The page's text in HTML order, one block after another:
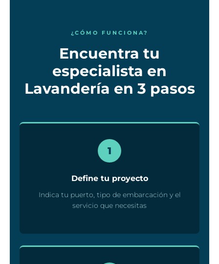
¿CÓMO FUNCIONA?
Encuentra tu
especialista en
Lavandería en 3 pasos
1
Define tu proyecto
Indica tu puerto, tipo de embarcación y el
servicio que necesitas